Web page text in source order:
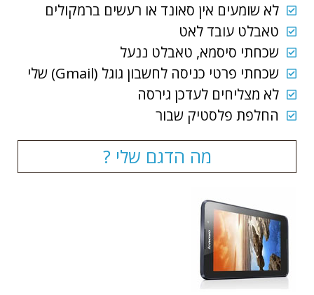
לא שומעים אין סאונד או רעשים ברמקולים
טאבלט עובד לאט
שכחתי סיסמא, טאבלט ננעל
שכחתי פרטי כניסה לחשבון גוגל (Gmail) שלי
לא מצליחים לעדכן גירסה
החלפת פלסטיק שבור
מה הדגם שלי ?